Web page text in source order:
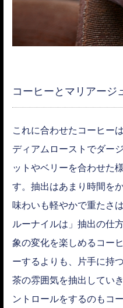
コーヒーとマリアージ
これに合わせたコーヒー
ディアムローストでダー
ットやベリーを合わせた
す。抽出はあまり時間を
味わいも軽やかで重たさ
ルーナイルは」抽出の仕
象の変化を楽しめるコー
ーするよりも、片手に持
茶の雰囲気を抽出してい
ントロールをするのもコ